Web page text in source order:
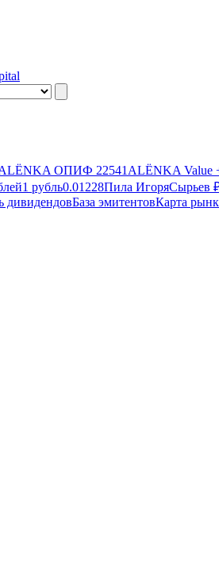
ОПИФ 22541 ALЁNKA Value
1 рубль0.01228Пила ИгоряСырьев
дивидендовБаза эмитентовКарта